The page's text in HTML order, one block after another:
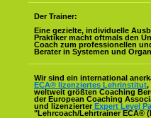
Der Trainer:
Eine gezielte, individuelle
Praktiker macht oftmals den
Coach zum professionellen
Berater in Systemen und
Wir sind ein international
ECA® lizenziertes Lehrinstitut,
weltweit größten Coaching
der European Coaching
und lizenzierter Expert Level
"Lehrcoach/Lehrtrainer ECA®